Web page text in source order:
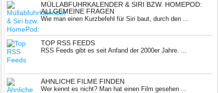
MÜLLABFUHRKALENDER & SIRI BZW. HOMEPOD:
ALLGEMEINE FRAGEN
Wie man einen Kurzbefehl für Siri baut, durch den ...
TOP RSS FEEDS
RSS Feeds gibt es seit Anfand der 2000er Jahre. ...
ÄHNLICHE FILME FINDEN
Wer kennt es nicht? Man hat einen Film gesehen ...